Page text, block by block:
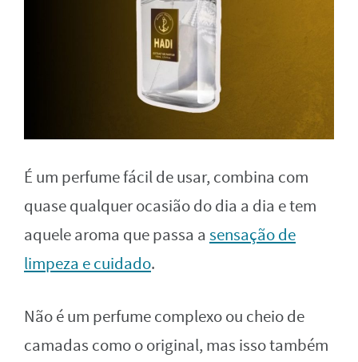
É um perfume fácil de usar, combina com
quase qualquer ocasião do dia a dia e tem
aquele aroma que passa a sensação de
limpeza e cuidado.
Não é um perfume complexo ou cheio de
camadas como o original, mas isso também